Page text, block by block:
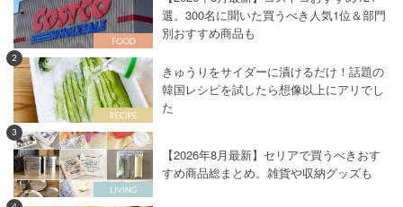
選。300名に聞いた買うべき人気1位＆部門
別おすすめ商品も
2
きゅうりをサイダーに漬けるだけ！話題の
韓国レシピを試したら想像以上にアリでし
た
3
【2026年8月最新】セリアで買うべきおす
すめ商品総まとめ。雑貨や収納グッズも